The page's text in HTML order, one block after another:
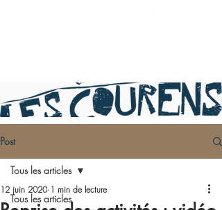
Post
Tous les articles
Tous les articles
12 juin 2020 1 min de lecture